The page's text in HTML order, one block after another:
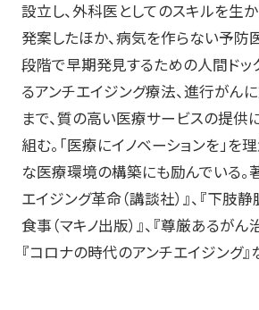
設立し、外科医としてのスキルを生
発案したほか、病気を作らない予防
段階で早期発見するための人間ドッ
るアンチエイジング療法、進行がん
まで、質の高い医療サービスの提供
組む。「医療にイノベーションを」を
な医療環境の構築にも励んでいる。
エイジング革命（講談社）』、『下肢
食事（マキノ出版）』、『尊厳あるがん
『コロナの時代のアンチエイジング』